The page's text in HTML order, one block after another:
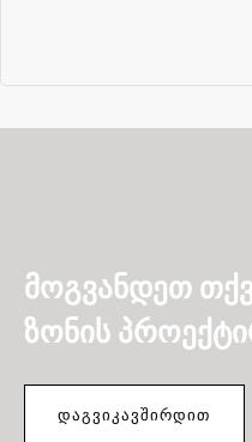
მოგვანდეთ
ზონის
ᲓᲐᲒᲕᲘᲙᲐᲕᲨᲘᲠᲓᲘᲗ